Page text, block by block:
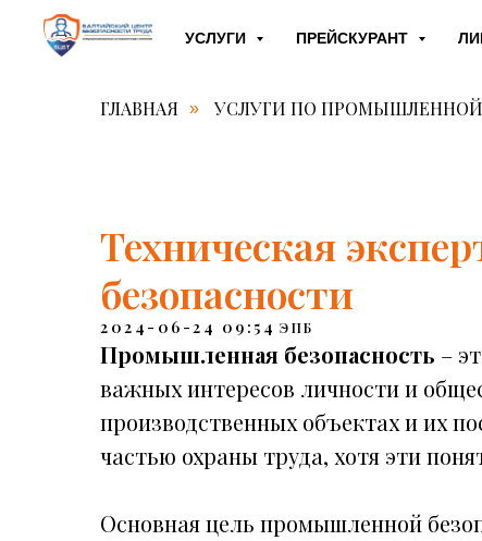
УСЛУГИ ПРЕЙСКУРАНТ
ГЛАВНАЯ » УСЛУГИ ПО
Техническая
безопасности
2024-06-24 09:54 ЭПБ
Промышленная безопасность –
важных интересов личности и
производственных объектах и их
частью охраны труда, хотя эти
Основная цель промышленной